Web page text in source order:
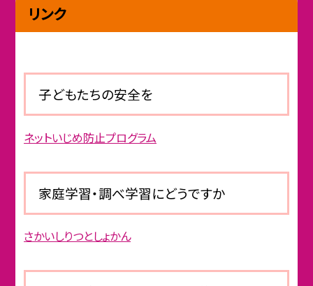
リンク
子どもたちの安全を
ネットいじめ防止プログラム
家庭学習・調べ学習にどうですか
さかいしりつとしょかん